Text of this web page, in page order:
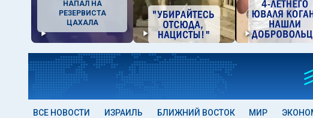
НАПАЛ НА
РЕЗЕРВИСТА
ЦАХАЛА
ВСЕ НОВОСТИ ИЗРАИЛЬ БЛИЖНИЙ ВОСТОК МИР